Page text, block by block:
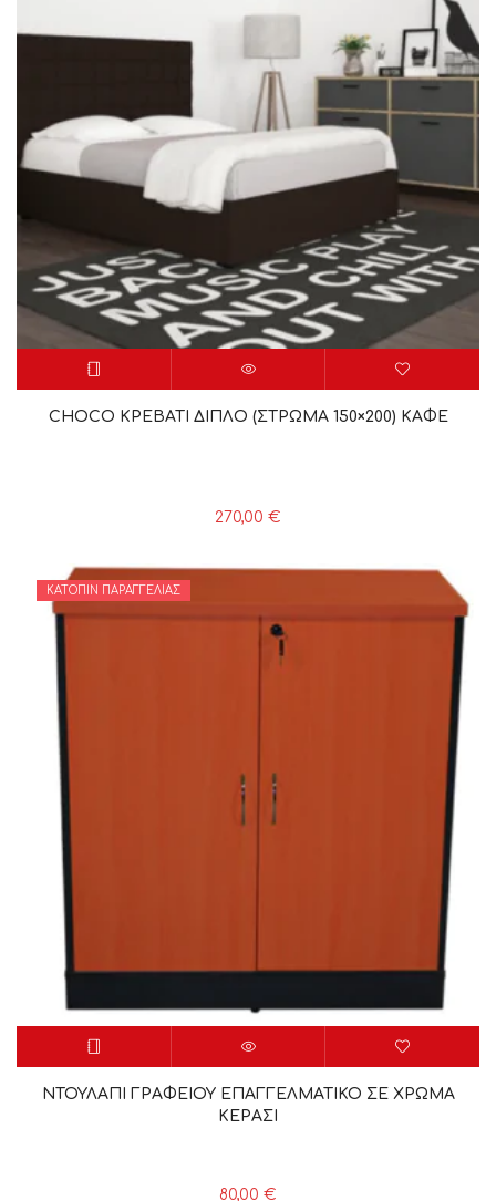
CHOCO ΚΡΕΒΑΤΙ ΔΙΠΛΟ (ΣΤΡΩΜΑ 150×200) ΚΑΦΕ
270,00 €
ΚΑΤΌΠΙΝ ΠΑΡΑΓΓΕΛΊΑΣ
ΝΤΟΥΛΑΠΙ ΓΡΑΦΕΙΟΥ ΕΠΑΓΓΕΛΜΑΤΙΚΟ ΣΕ ΧΡΩΜΑ
ΚΕΡΑΣΙ
80,00 €